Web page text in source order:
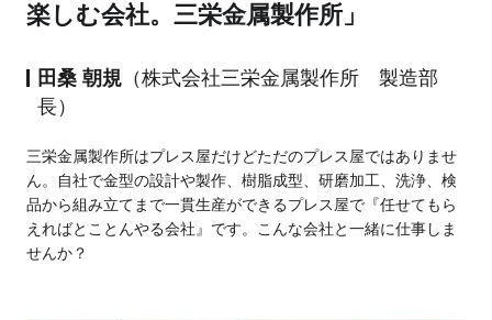
楽しむ会社。三栄金属製作所」
田桑 朝規（株式会社三栄金属製作所 製造部
長）
三栄金属製作所はプレス屋だけどただのプレス屋ではありませ
ん。自社で金型の設計や製作、樹脂成型、研磨加工、洗浄、検
品から組み立てまで一貫生産ができるプレス屋で『任せてもら
えればとことんやる会社』です。こんな会社と一緒に仕事しま
せんか？